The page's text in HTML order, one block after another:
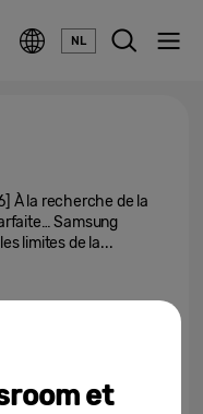
NL
À la recherche de la
Samsung
limites de la...
et